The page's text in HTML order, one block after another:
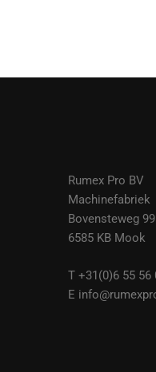
Rumex Pro BV
Machinefabriek
Bovensteweg 99
6585 KB Mook
T +31(0)6 55 56
E